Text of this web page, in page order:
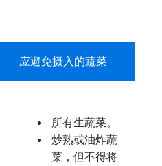
应避免摄入的蔬菜
所有生蔬菜。
炒熟或油炸蔬
菜，但不得将